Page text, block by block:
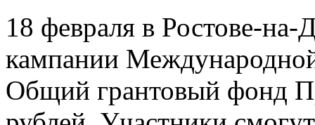
18 февраля в Ростове-на-
кампании
Общий грантовый фонд